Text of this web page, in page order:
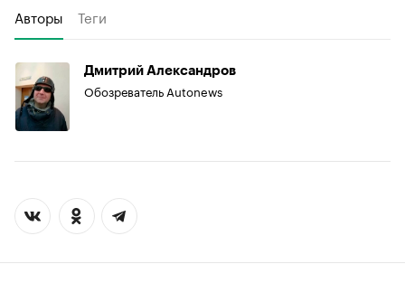
Авторы Теги
Дмитрий Александров
Обозреватель Autonews